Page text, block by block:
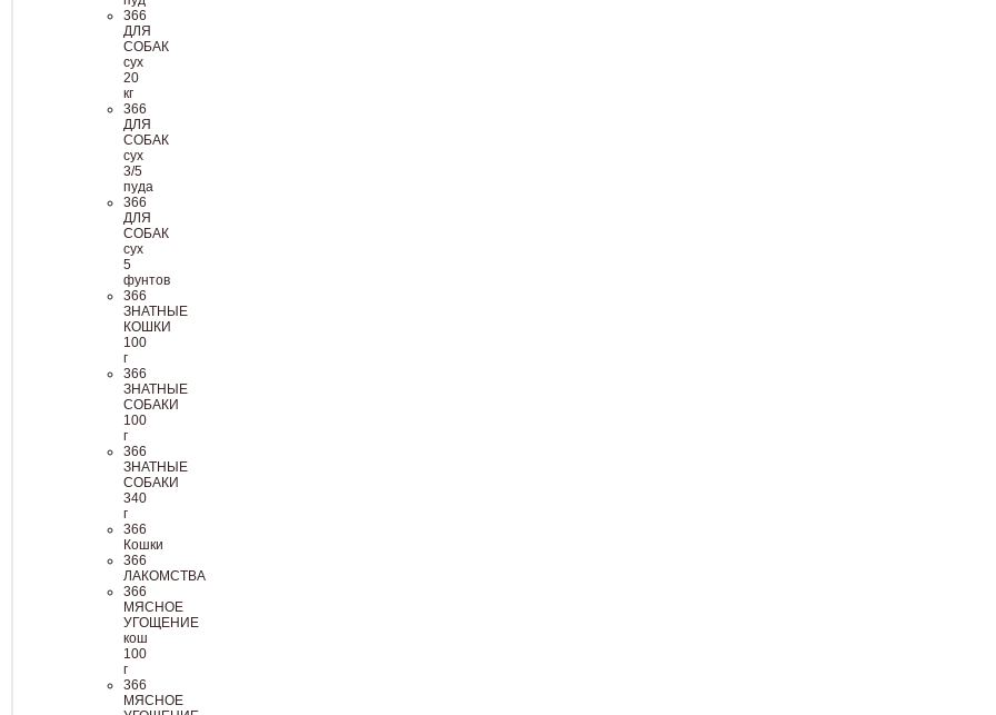
366
ДЛЯ
СОБАК
сух
20
кг
366
ДЛЯ
СОБАК
сух
3/5
пуда
366
ДЛЯ
СОБАК
сух
5
фунтов
366
ЗНАТНЫЕ
КОШКИ
100
г
366
ЗНАТНЫЕ
СОБАКИ
100
г
366
ЗНАТНЫЕ
СОБАКИ
340
г
366
Кошки
366
ЛАКОМСТВА
366
МЯСНОЕ
УГОЩЕНИЕ
кош
100
г
366
МЯСНОЕ